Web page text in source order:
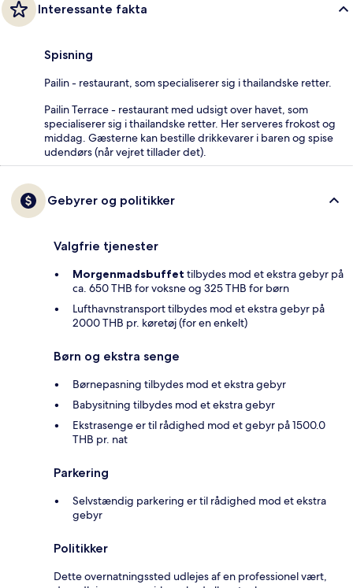
Interessante fakta
Spisning
Pailin - restaurant, som specialiserer sig i thailandske retter.
Pailin Terrace - restaurant med udsigt over havet, som
specialiserer sig i thailandske retter. Her serveres frokost og
middag. Gæsterne kan bestille drikkevarer i baren og spise
udendørs (når vejret tillader det).
Gebyrer og politikker
Valgfrie tjenester
Morgenmadsbuffet tilbydes mod et ekstra gebyr på
ca. 650 THB for voksne og 325 THB for børn
Lufthavnstransport tilbydes mod et ekstra gebyr på
2000 THB pr. køretøj (for en enkelt)
Børn og ekstra senge
Børnepasning tilbydes mod et ekstra gebyr
Babysitning tilbydes mod et ekstra gebyr
Ekstrasenge er til rådighed mod et gebyr på 1500.0
THB pr. nat
Parkering
Selvstændig parkering er til rådighed mod et ekstra
gebyr
Politikker
Dette overnatningssted udlejes af en professionel vært,